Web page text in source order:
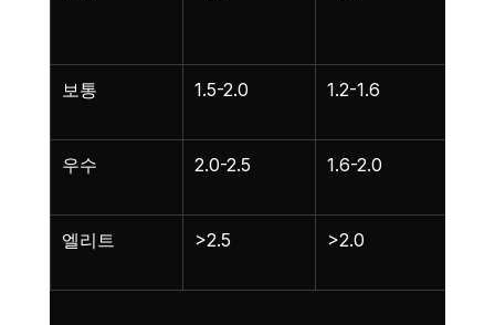
보통 1.5-2.0 1.2-1.6
우수 2.0-2.5 1.6-2.0
엘리트 >2.5 >2.0